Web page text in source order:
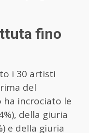
fino
i 30 artisti
del
incrociato le
della giuria
e della giuria